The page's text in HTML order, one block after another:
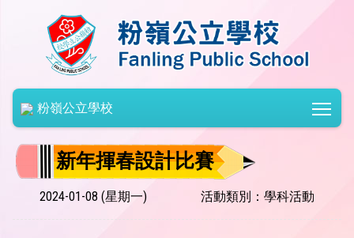
粉嶺公立學校
新年揮春設計比賽
2024-01-08 (星期一) 活動類別：學科活動